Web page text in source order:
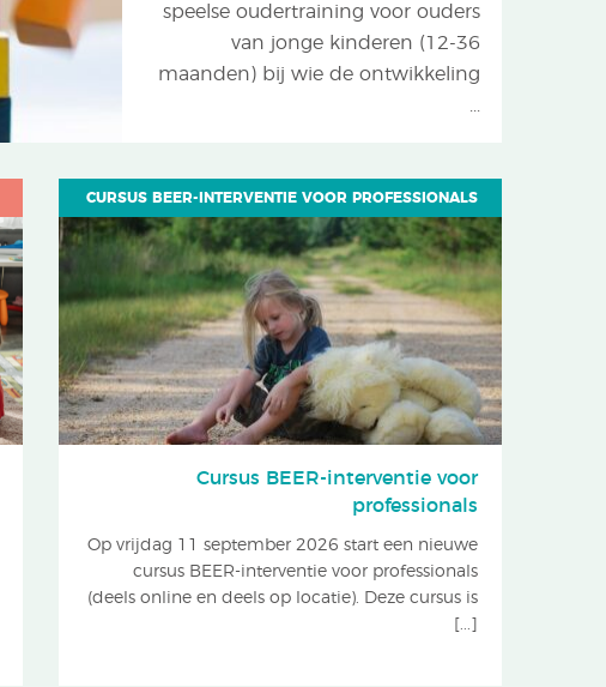
speelse oudertraining voor ouders
van jonge kinderen (12-36
maanden) bij wie de ontwikkeling
CURSUS BEER-INTERVENTIE VOOR PROFESSIONALS
Cursus BEER-interventie voor
professionals
Op vrijdag 11 september 2026 start een nieuwe
cursus BEER-interventie voor professionals
(deels online en deels op locatie). Deze cursus is
[...]